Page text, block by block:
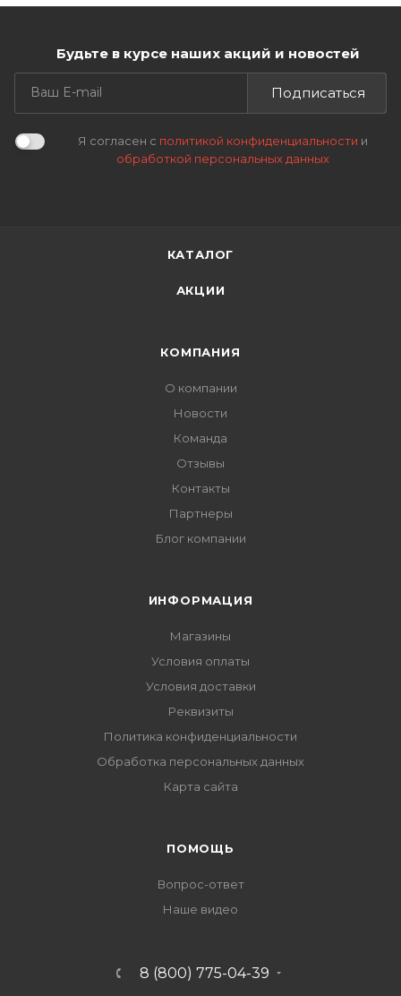
Будьте в курсе наших акций и новостей
Подписаться
Я согласен с политикой конфиденциальности и
обработкой персональных данных
КАТАЛОГ
АКЦИИ
КОМПАНИЯ
О компании
Новости
Команда
Отзывы
Контакты
Партнеры
Блог компании
ИНФОРМАЦИЯ
Магазины
Условия оплаты
Условия доставки
Реквизиты
Политика конфиденциальности
Обработка персональных данных
Карта сайта
ПОМОЩЬ
Вопрос-ответ
Наше видео
8 (800) 775-04-39